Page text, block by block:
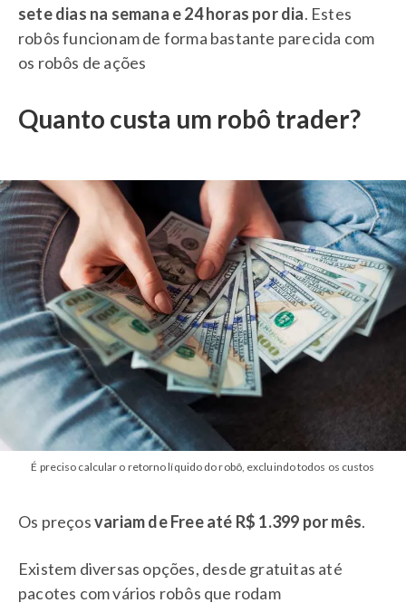
sete dias na semana e 24 horas por dia. Estes
robôs funcionam de forma bastante parecida com
os robôs de ações
Quanto custa um robô trader?
É preciso calcular o retorno líquido do robô, excluindo todos os custos
Os preçosvariam de Free até R$ 1.399 por mês.
Existem diversas opções, desde gratuitas até
pacotes com vários robôs que rodam